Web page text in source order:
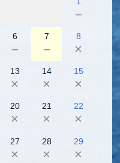
－
6
－
7
－
8
×
13
×
14
×
15
×
20
×
21
×
22
×
27
×
28
×
29
×